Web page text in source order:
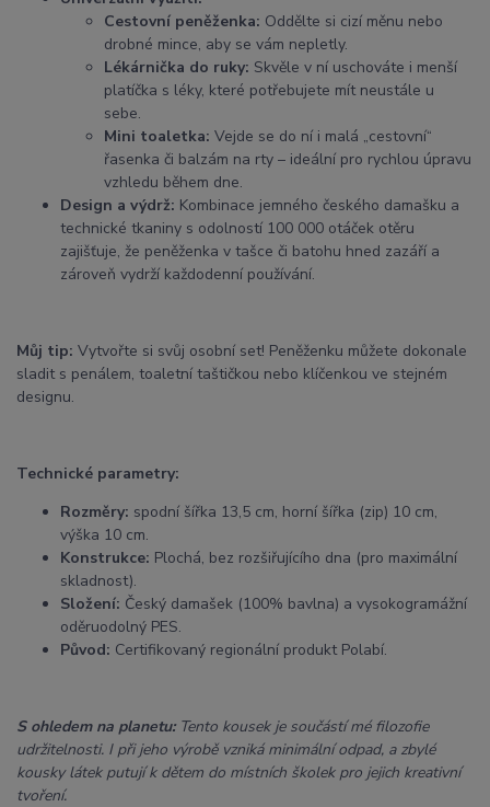
Cestovní peněženka: Oddělte si cizí měnu nebo
drobné mince, aby se vám nepletly.
Lékárnička do ruky: Skvěle v ní uschováte i menší
platíčka s léky, které potřebujete mít neustále u
sebe.
Mini toaletka: Vejde se do ní i malá „cestovní“
řasenka či balzám na rty – ideální pro rychlou úpravu
vzhledu během dne.
Design a výdrž: Kombinace jemného českého damašku a
technické tkaniny s odolností 100 000 otáček otěru
zajišťuje, že peněženka v tašce či batohu hned zazáří a
zároveň vydrží každodenní používání.
Můj tip: Vytvořte si svůj osobní set! Peněženku můžete dokonale
sladit s penálem, toaletní taštičkou nebo klíčenkou ve stejném
designu.
Technické parametry:
Rozměry: spodní šířka 13,5 cm, horní šířka (zip) 10 cm,
výška 10 cm.
Konstrukce: Plochá, bez rozšiřujícího dna (pro maximální
skladnost).
Složení: Český damašek (100% bavlna) a vysokogramážní
oděruodolný PES.
Původ: Certifikovaný regionální produkt Polabí.
S ohledem na planetu:Tento kousek je součástí mé filozofie
udržitelnosti. I při jeho výrobě vzniká minimální odpad, a zbylé
kousky látek putují k dětem do místních školek pro jejich kreativní
tvoření.